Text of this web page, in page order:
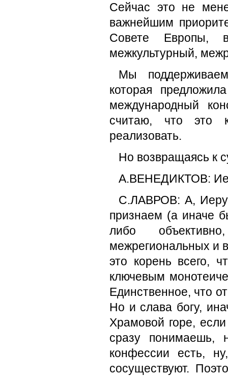
Сейчас это не
важнейшим
Совете Европы,
межкультурный,
Мы
которая
международный
считаю, что это
реализовать.
Но возвращаясь к
А.ВЕНЕДИКТОВ:
С.ЛАВРОВ: А,
признаем (а иначе
либо
межрегиональных и
это корень всего,
ключевым
Единственное, что
Но и слава богу,
Храмовой горе,
сразу понимаешь,
конфессии есть,
сосуществуют.